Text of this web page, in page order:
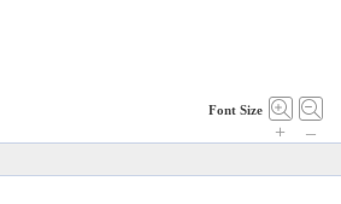
Font Size
+ –